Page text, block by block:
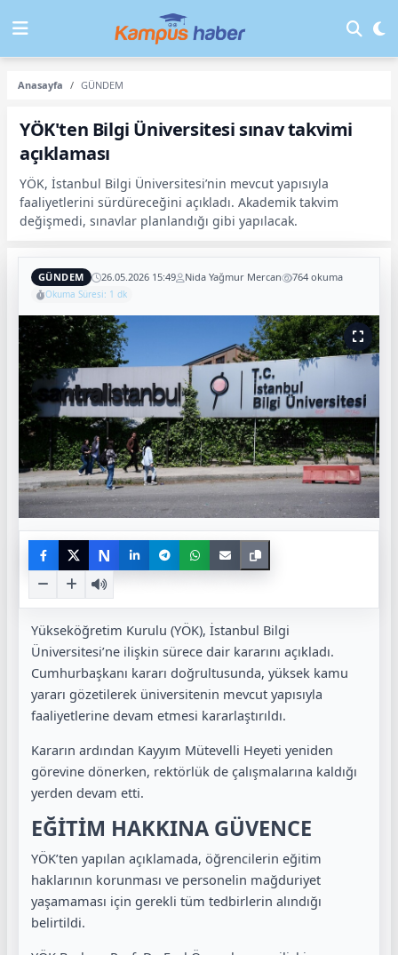
Anasayfa GÜNDEM
YÖK'ten Bilgi Üniversitesi sınav takvimi
açıklaması
YÖK, İstanbul Bilgi Üniversitesi’nin mevcut yapısıyla
faaliyetlerini sürdüreceğini açıkladı. Akademik takvim
değişmedi, sınavlar planlandığı gibi yapılacak.
GÜNDEM 26.05.2026 15:49 Nida Yağmur Mercan 764 okuma
Okuma Süresi: 1 dk
N
Yükseköğretim Kurulu (YÖK), İstanbul Bilgi
Üniversitesi’ne ilişkin sürece dair kararını açıkladı.
Cumhurbaşkanı kararı doğrultusunda, yüksek kamu
yararı gözetilerek üniversitenin mevcut yapısıyla
faaliyetlerine devam etmesi kararlaştırıldı.
Kararın ardından Kayyım Mütevelli Heyeti yeniden
görevine dönerken, rektörlük de çalışmalarına kaldığı
yerden devam etti.
EĞİTİM HAKKINA GÜVENCE
YÖK’ten yapılan açıklamada, öğrencilerin eğitim
haklarının korunması ve personelin mağduriyet
yaşamaması için gerekli tüm tedbirlerin alındığı
belirtildi.